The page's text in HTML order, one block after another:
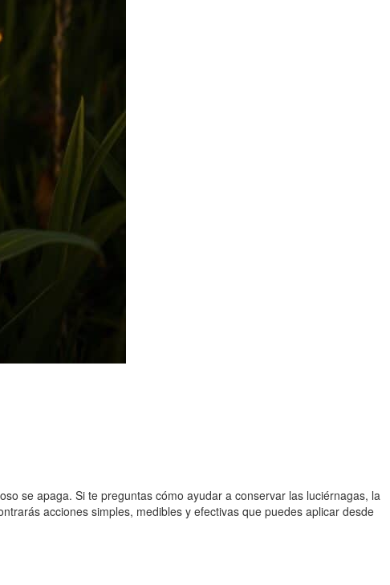
se apaga. Si te preguntas cómo ayudar a conservar las luciérnagas, la
acciones simples, medibles y efectivas que puedes aplicar desde